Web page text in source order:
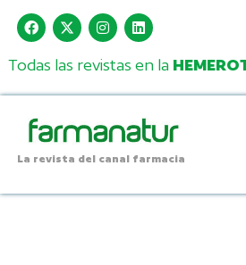
Todas las revistas en la
La revista del canal farmacia